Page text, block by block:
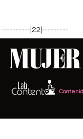
----------|22|---------